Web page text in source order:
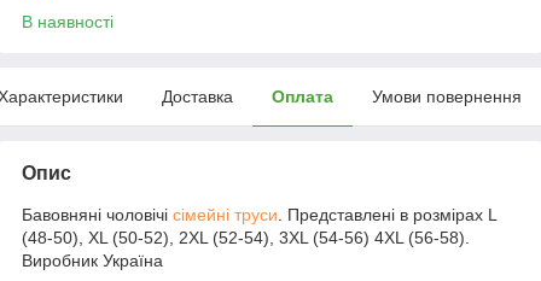
В наявності
Доставка Оплата Умови повернення
Опис
Бавовняні чоловічі сімейні труси . Представлені в розмірах L
(48-50), XL (50-52), 2XL (52-54), 3XL (54-56) 4XL (56-58).
Виробник Україна